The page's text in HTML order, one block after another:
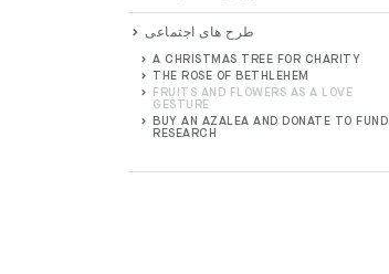
طرح های اجتماعی
A CHRISTMAS TREE FOR CHARITY
THE ROSE OF BETHLEHEM
FRUITS AND FLOWERS AS A LOVE
GESTURE
BUY AN AZALEA AND DONATE TO FUND
RESEARCH